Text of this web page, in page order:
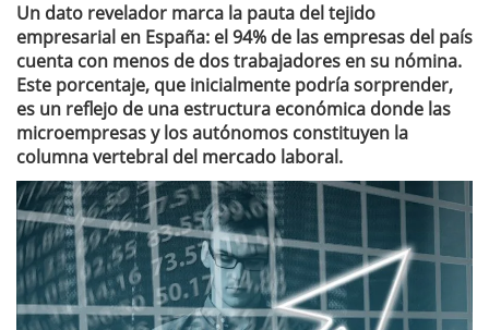
Un dato revelador marca la pauta del tejido
empresarial en España: el 94% de las empresas del país
cuenta con menos de dos trabajadores en su nómina.
Este porcentaje, que inicialmente podría sorprender,
es un reflejo de una estructura económica donde las
microempresas y los autónomos constituyen la
columna vertebral del mercado laboral.